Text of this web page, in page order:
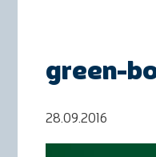
green-
28.09.2016